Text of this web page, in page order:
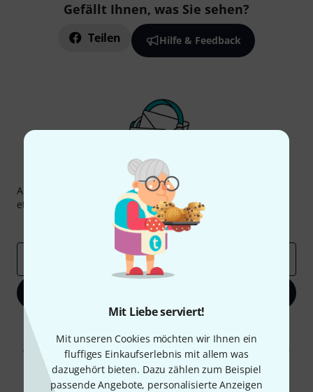
Mit Liebe serviert!
Mit unseren Cookies möchten wir Ihnen ein
fluffiges Einkaufserlebnis mit allem was
dazugehört bieten. Dazu zählen zum Beispiel
passende Angebote, personalisierte Anzeigen
Gefällt Ihnen, was Sie sehen?
Teilen Hilfe & Feedback
Thomann Newsletter
Abonniere den Thomann Newsletter und gewinne mit
etwas Glück einen von 50 Gutscheinenüber jeweils
Inspirierende Beiträge
Deals
Mit Klick auf „Jetzt anmelden“ stimmen Sie dem Erhalt von E-Mail-
Werbung und einer Messung des E-Mail-Nutzungsverhaltens zu. Die
Abmeldung ist jederzeit möglich. Weitere Informationen finden Sie in
unserenDatenschutzhinweisen.
* Pflichtfeld